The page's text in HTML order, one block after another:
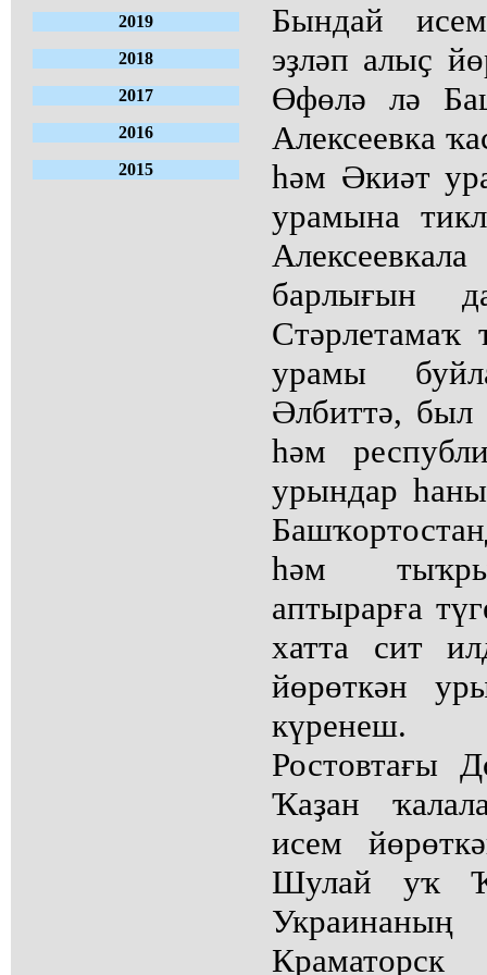
2019
2018
2017
2016
2015
Бындай
эҙләп алыҫ
Өфөлә лә
Алексеевка
һәм Әкиәт
урамына
барлығын
Стәрлетамаҡ
урамы
Әлбиттә, был
һәм
урындар
һәм
аптырарға
хатта сит
йөрөткән
күренеш.
Ростовтағы
Ҡаҙан
исем
Шулай уҡ
Краматорск